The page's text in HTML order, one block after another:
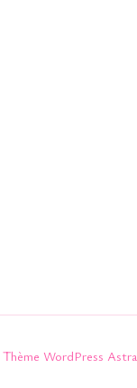
Thème WordPress Astra